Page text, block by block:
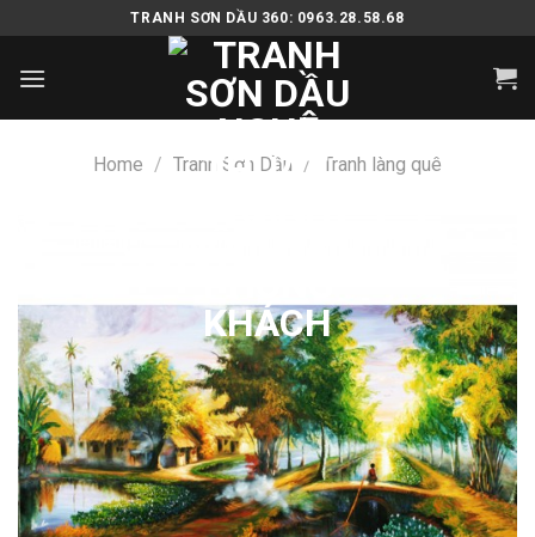
to
content
TRANH SƠN DẦU 360: 0963.28.58.68
Home / Tranh Sơn Dầu / Tranh làng quê